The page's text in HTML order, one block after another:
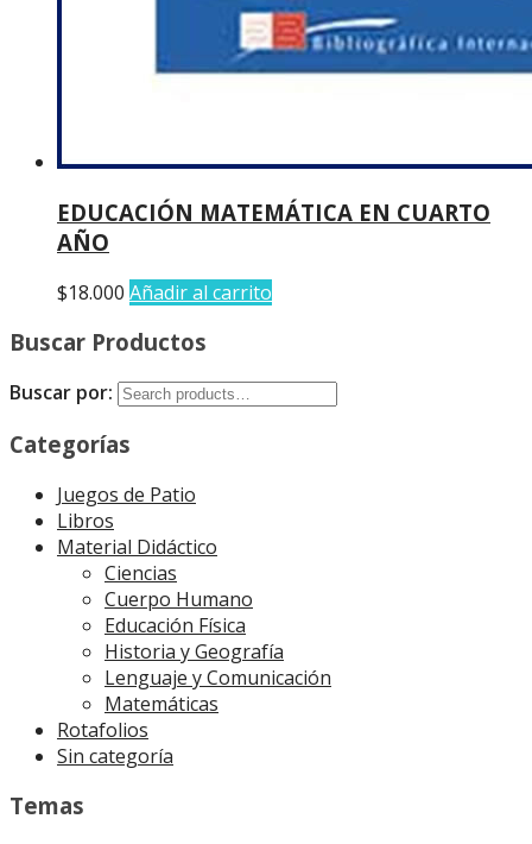
EDUCACIÓN MATEMÁTICA EN CUARTO
AÑO
$18.000 Añadir al carrito
Buscar Productos
Buscar por:
Categorías
Juegos de Patio
Libros
Material Didáctico
Ciencias
Cuerpo Humano
Educación Física
Historia y Geografía
Lenguaje y Comunicación
Matemáticas
Rotafolios
Sin categoría
Temas